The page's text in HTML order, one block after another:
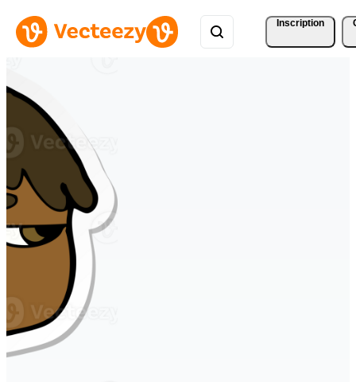
Inscription